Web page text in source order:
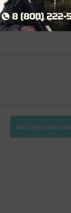
Авторизоваться